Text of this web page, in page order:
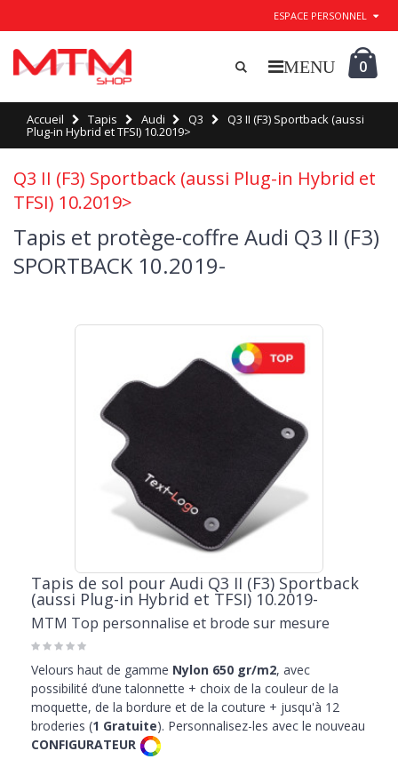
ESPACE PERSONNEL
0
Accueil Tapis Audi Q3 Q3 II (F3) Sportback (aussi
Plug-in Hybrid et TFSI) 10.2019>
Q3 II (F3) Sportback (aussi Plug-in Hybrid et
TFSI) 10.2019>
Tapis et protège-coffre Audi Q3 II (F3)
SPORTBACK 10.2019-
Tapis de sol pour Audi Q3 II (F3) Sportback
(aussi Plug-in Hybrid et TFSI) 10.2019-
MTM Top personnalise et brode sur mesure
Velours haut de gamme Nylon 650 gr/m2, avec
possibilité d’une talonnette + choix de la couleur de la
moquette, de la bordure et de la couture + jusqu'à 12
broderies (1 Gratuite). Personnalisez-les avec le nouveau
CONFIGURATEUR